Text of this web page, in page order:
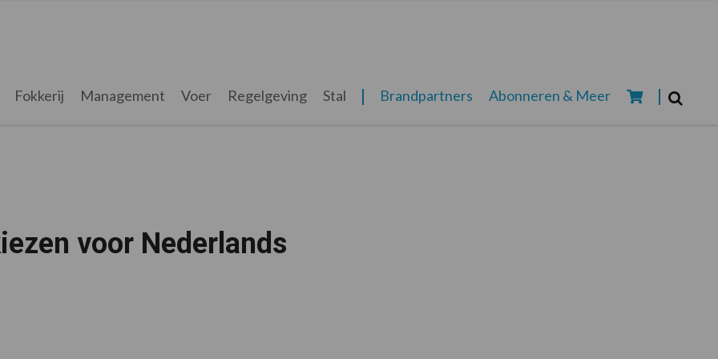
Fokkerij Management Voer Regelgeving Stal Brandpartners Abonneren & Meer
voor Nederlands